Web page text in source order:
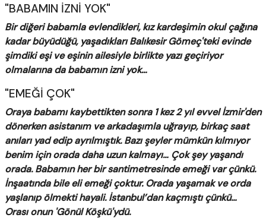
"BABAMIN İZNİ YOK"
Bir diğeri babamla evlendikleri, kız kardeşimin okul çağına
kadar büyüdüğü, yaşadıkları Balıkesir Gömeç'teki evinde
şimdiki eşi ve eşinin ailesiyle birlikte yazı geçiriyor
olmalarına da babamın izni yok…
"EMEĞİ ÇOK"
Oraya babamı kaybettikten sonra 1 kez 2 yıl evvel İzmir'den
dönerken asistanım ve arkadaşımla uğrayıp, birkaç saat
anıları yad edip ayrılmıştık. Bazı şeyler mümkün kılmıyor
benim için orada daha uzun kalmayı… Çok şey yaşandı
orada. Babamın her bir santimetresinde emeği var çünkü.
İnşaatında bile eli emeği çoktur. Orada yaşamak ve orda
yaşlanıp ölmekti hayali. İstanbul’dan kaçmıştı çünkü…
Orası onun 'Gönül Köşkü'ydü.